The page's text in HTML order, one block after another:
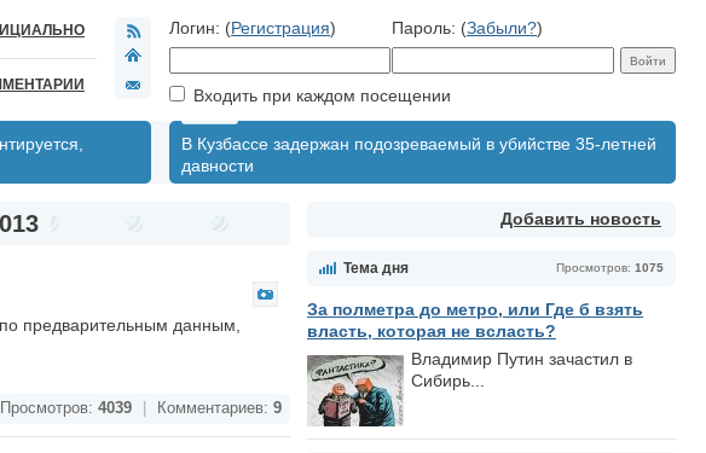
Логин: (Регистрация) Пароль: (Забыли?)
Входить при каждом посещении
В Кузбассе задержан подозреваемый в убийстве 35-летней
давности
Добавить новость
Просмотров: 1075
Тема дня
За полметра до метро, или Где б взять
власть, которая не всласть?
Владимир Путин зачастил в
Сибирь...
предварительным данным,
Просмотров: 4039 Комментариев: 9